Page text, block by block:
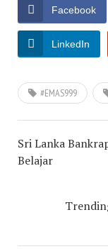
Facebook
LinkedIn
#EMAS999
Sri Lanka
Belajar